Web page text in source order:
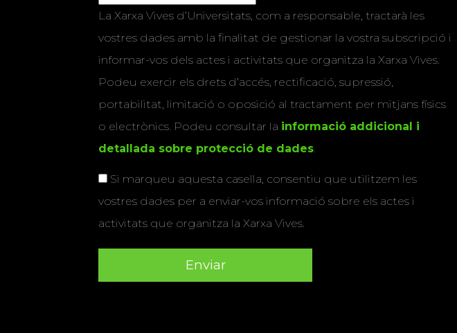
La Xarxa Vives d’Universitats, com a responsable, tractarà les
vostres dades amb la finalitat de gestionar la vostra subscripció i
informar-vos dels actes i activitats que organitza la Xarxa Vives.
Podeu exercir els drets d’accés, rectificació, supressió,
portabilitat, limitació o oposició al tractament per mitjans físics
o electrònics. Podeu consultar la informació addicional i
detallada sobre protecció de dades.
Si marqueu aquesta casella, consentiu que utilitzem les
vostres dades per a enviar-vos informació sobre els actes i
activitats que organitza la Xarxa Vives.